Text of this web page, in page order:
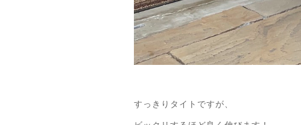
すっきりタイトですが、